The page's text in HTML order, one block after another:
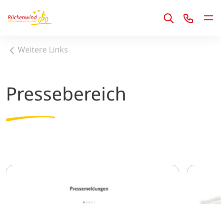
1
Weitere Links
Pressebereich